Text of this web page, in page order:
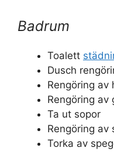
Badrum
Toalett
Dusch
Rengöring
Rengöring av
Ta ut sopor
Rengöring av
Torka av